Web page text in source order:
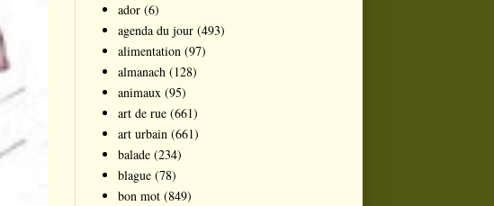
ador (6)
agenda du jour (493)
alimentation (97)
almanach (128)
animaux (95)
art de rue (661)
art urbain (661)
balade (234)
blague (78)
bon mot (849)